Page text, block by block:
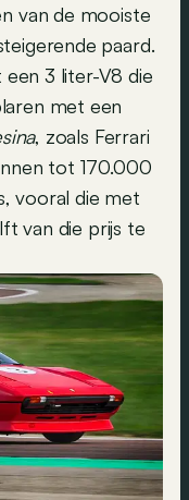
van de mooiste
paard.
3 liter-V8 die
met een
, zoals Ferrari
tot 170.000
vooral die met
van die prijs te